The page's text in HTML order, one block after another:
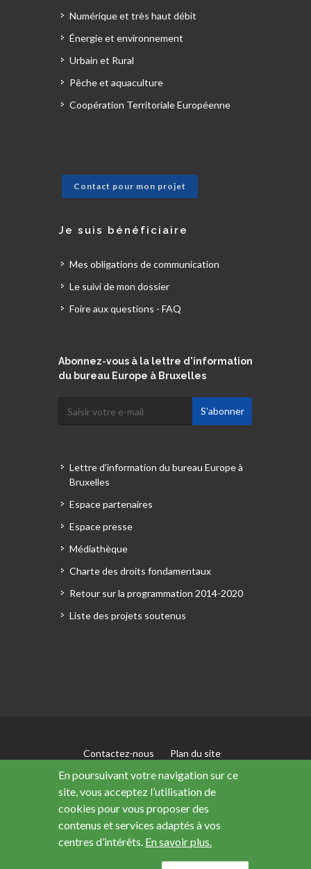
En poursuivant votre navigation sur ce
site, vous acceptez l’utilisation de
cookies pour vous proposer des
contenus et services adaptés à vos
centres d’intérêts. En savoir plus.
Numérique et très haut débit
Énergie et environnement
Urbain et Rural
Pêche et aquaculture
Coopération Territoriale Européenne
Contact pour mon projet
Je suis bénéficiaire
Mes obligations de communication
Le suivi de mon dossier
Foire aux questions - FAQ
Abonnez-vous à la lettre d'information
du bureau Europe à Bruxelles
Lettre d'information du bureau Europe à
Bruxelles
Espace partenaires
Espace presse
Médiathèque
Charte des droits fondamentaux
Retour sur la programmation 2014-2020
Liste des projets soutenus
Contactez-nous
Plan du site
Mentions légales
Accessibilité : non conforme
Données personnelles
Ce site a été financé avec le soutien de l’Union
européenne